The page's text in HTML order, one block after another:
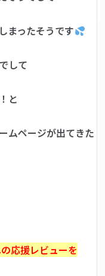
まったそうです
して
と
ムページが出てきた
応援レビューを